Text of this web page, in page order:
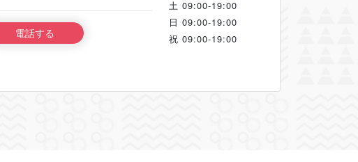
電話する
土 09:00-19:00
日 09:00-19:00
祝 09:00-19:00